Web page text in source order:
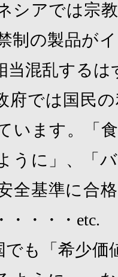
シアでは宗
制の製品が
当混乱するは
府では国民
います。「
うに」、「
全基準に合
・・・ etc.
でも「希少価